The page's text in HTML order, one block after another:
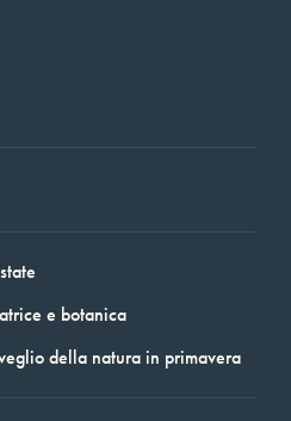
e botanica
della natura in primavera